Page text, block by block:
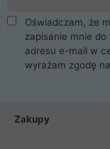
Oświadczam, że
zapisanie mnie
adresu e-mail w
wyrażam zgodę
Zakupy